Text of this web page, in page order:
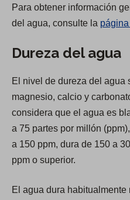
p
e
s
n
a
n
e
w
Para obtener información
del agua, consulte la
Dureza del agua
El nivel de dureza del agua
magnesio, calcio y
considera que el agua es
a 75 partes por millón
a 150 ppm, dura de 150 a
ppm o superior.
El agua dura